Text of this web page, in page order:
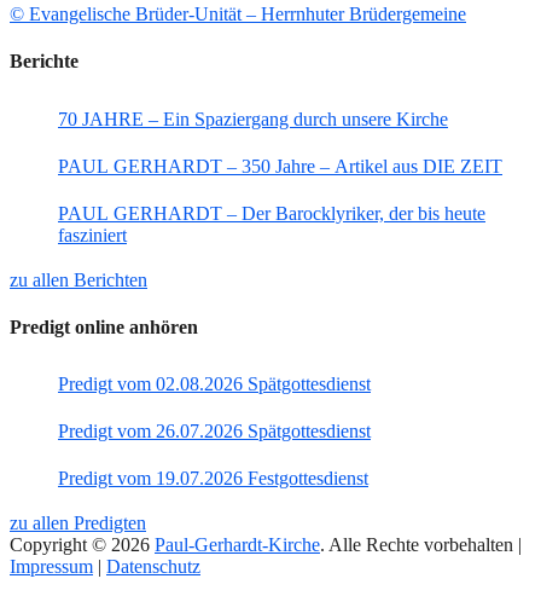
© Evangelische Brüder-Unität – Herrnhuter Brüdergemeine
Berichte
70 JAHRE – Ein Spaziergang durch unsere Kirche
PAUL GERHARDT – 350 Jahre – Artikel aus DIE ZEIT
PAUL GERHARDT – Der Barocklyriker, der bis heute
fasziniert
zu allen Berichten
Predigt online anhören
Predigt vom 02.08.2026 Spätgottesdienst
Predigt vom 26.07.2026 Spätgottesdienst
Predigt vom 19.07.2026 Festgottesdienst
zu allen Predigten
Copyright © 2026 Paul-Gerhardt-Kirche. Alle Rechte vorbehalten |
Impressum | Datenschutz